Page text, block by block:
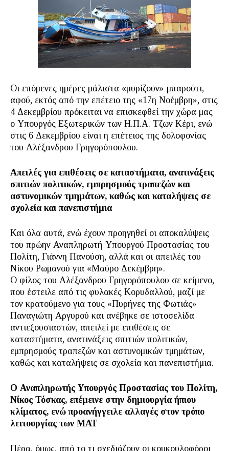
Οι επόμενες ημέρες μάλιστα «μυρίζουν» μπαρούτι,
αφού, εκτός από την επέτειο της «17η Νοέμβρη», στις
4 Δεκεμβρίου πρόκειται να επισκεφθεί την χώρα μας
ο Υπουργός Εξωτερικών των Η.Π.Α. Τζων Κέρι, ενώ
στις 6 Δεκεμβρίου είναι η επέτειος της δολοφονίας
του Αλέξανδρου Γρηγορόπουλου.
Απειλές για επιθέσεις σε καταστήματα, ανατινάξεις
σπιτιών πολιτικών, εμπρησμούς τραπεζών και
αστυνομικών τμημάτων, καθώς και καταλήψεις σε
σχολεία και πανεπιστήμια
Και όλα αυτά, ενώ έχουν προηγηθεί οι αποκαλύψεις
του πρώην Αναπληρωτή Υπουργού Προστασίας του
Πολίτη, Γιάννη Πανούση, αλλά και οι απειλές του
Νίκου Ρωμανού για «Μαύρο Δεκέμβρη».
Ο φίλος του Αλέξανδρου Γρηγορόπουλου σε κείμενο,
που έστειλε από τις φυλακές Κορυδαλλού, μαζί με
τον κρατούμενο για τους «Πυρήνες της Φωτιάς»
Παναγιώτη Αργυρού και ανέβηκε σε ιστοσελίδα
αντιεξουσιαστών, απειλεί με επιθέσεις σε
καταστήματα, ανατινάξεις σπιτιών πολιτικών,
εμπρησμούς τραπεζών και αστυνομικών τμημάτων,
καθώς και καταλήψεις σε σχολεία και πανεπιστήμια.
Ο Αναπληρωτής Υπουργός Προστασίας του Πολίτη,
Νίκος Τόσκας, επέμεινε στην δημιουργία ήπιου
κλίματος, ενώ προανήγγειλε αλλαγές στον τρόπο
λειτουργίας των ΜΑΤ
Πέρα, όμως, από το τι σχεδιάζουν οι κουκουλοφόροι